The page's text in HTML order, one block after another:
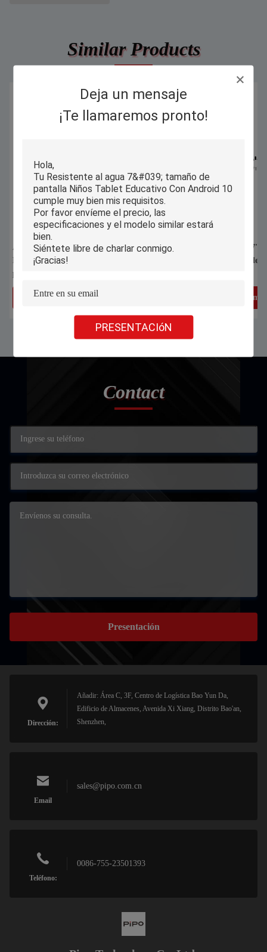
Deja un mensaje
¡Te llamaremos pronto!
PRESENTACIóN
Similar Products
Resistente al agua 7' tamaño de
pantalla Niños Tablet Educativo Con
Consiga el mejor precio
Niños
educativo de 7
Consiga
Contact
Presentación
Dirección:
Añadir: Área C, 3F, Centro de Logística Bao Yun Da,
Edificio de Almacenes, Avenida Xi Xiang, Distrito Bao'an,
Shenzhen,
Email
sales@pipo.com.cn
Teléfono:
0086-755-23501393